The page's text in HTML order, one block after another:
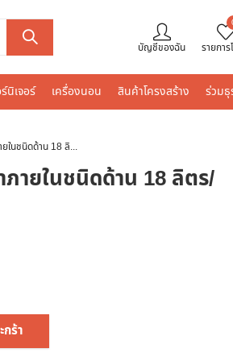
บัญชีของฉัน รายกา
นิเจอร์ เครื่องนอน สินค้าโครงสร้าง ร่วมธุ
เบเยอร์ กระทิง สีน้ำภายในชนิดด้าน 18 ลิตร/ถัง – K1800
ภายในชนิดด้าน 18 ลิตร/
กร้า